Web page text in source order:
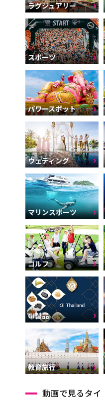
ラグジュアリー
スポーツ
パワースポット
ウェディング
マリンスポーツ
ゴルフ
GI製品
教育旅行
動画で見るタイ